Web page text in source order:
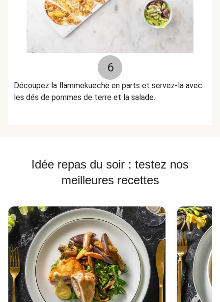
6
Découpez la flammekueche en parts et servez-la avec
les dés de pommes de terre et la salade.
Idée repas du soir : testez nos
meilleures recettes